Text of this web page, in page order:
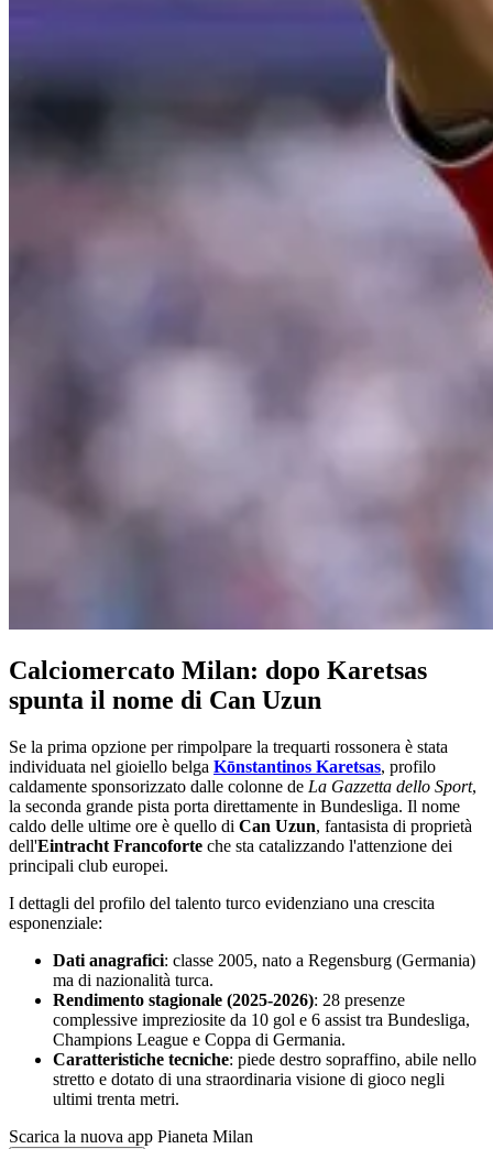
Calciomercato Milan: dopo Karetsas
spunta il nome di Can Uzun
Se la prima opzione per rimpolpare la trequarti rossonera è stata
individuata nel gioiello belga Kōnstantinos Karetsas, profilo
caldamente sponsorizzato dalle colonne de La Gazzetta dello Sport,
la seconda grande pista porta direttamente in Bundesliga. Il nome
caldo delle ultime ore è quello di Can Uzun, fantasista di proprietà
dell'Eintracht Francoforte che sta catalizzando l'attenzione dei
principali club europei.
I dettagli del profilo del talento turco evidenziano una crescita
esponenziale:
Dati anagrafici: classe 2005, nato a Regensburg (Germania)
ma di nazionalità turca.
Rendimento stagionale (2025-2026): 28 presenze
complessive impreziosite da 10 gol e 6 assist tra Bundesliga,
Champions League e Coppa di Germania.
Caratteristiche tecniche: piede destro sopraffino, abile nello
stretto e dotato di una straordinaria visione di gioco negli
ultimi trenta metri.
Scarica la nuova app Pianeta Milan